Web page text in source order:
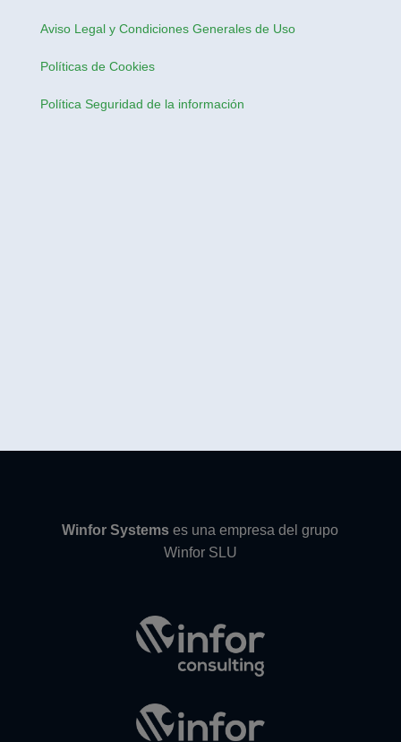
Aviso Legal y Condiciones Generales de Uso
Políticas de Cookies
Política Seguridad de la información
Winfor Systems es una empresa del grupo
Winfor SLU